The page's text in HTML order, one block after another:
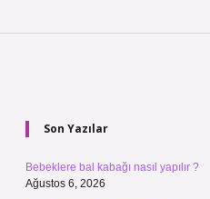
Son Yazılar
Bebeklere bal kabağı nasıl yapılır ?
Ağustos 6, 2026